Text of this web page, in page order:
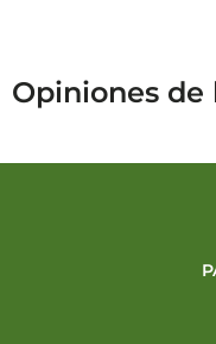
Opiniones de